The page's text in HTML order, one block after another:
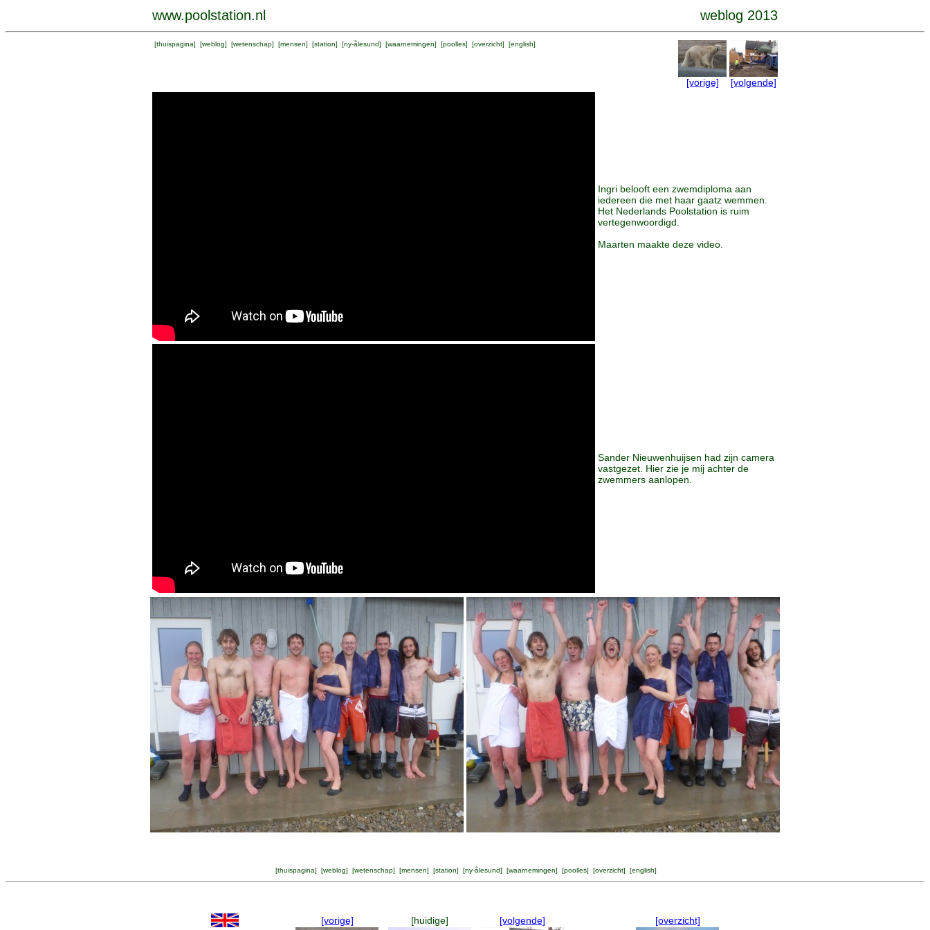
www.poolstation.nl weblog 2013
[thuispagina] [weblog] [wetenschap] [mensen] [station] [ny-ålesund] [waarnemingen] [poolles] [overzicht] [english]
[vorige] [volgende]
Ingri belooft een zwemdiploma aan
iedereen die met haar gaatz wemmen.
Het Nederlands Poolstation is ruim
vertegenwoordigd.
Maarten maakte deze video.
Sander Nieuwenhuijsen had zijn camera
vastgezet. Hier zie je mij achter de
zwemmers aanlopen.
[thuispagina] [weblog] [wetenschap] [mensen] [station] [ny-ålesund] [waarnemingen] [poolles] [overzicht] [english]
[vorige] [huidige] [volgende] [overzicht]